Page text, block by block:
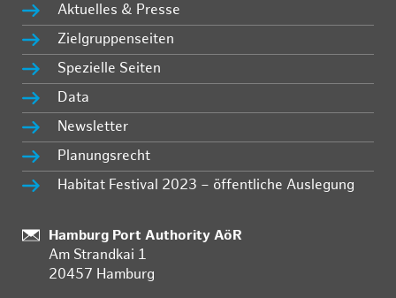
Aktuelles & Presse
Zielgruppenseiten
Spezielle Seiten
Data
Newsletter
Planungsrecht
Habitat Festival 2023 – öffentliche Auslegung
Standort:
Hamburg Port Authority AöR
Am Strandkai 1
20457 Hamburg